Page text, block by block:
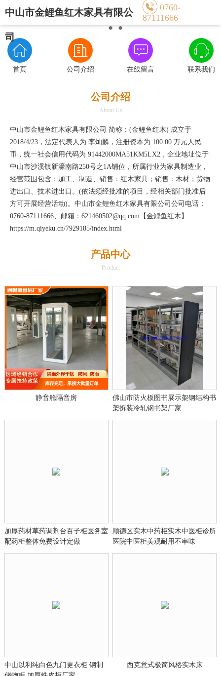
中山市金鲤鱼红木家具有限公
司
 0760-
87111666
● ● ●

首页

公司介绍

在线留言

联系我们
公司介绍
About Us
中山市金鲤鱼红木家具有限公司 简称：(金鲤鱼红木) 成立于
2018/4/23，法定代表人为 李灿麟，注册资本为 100.00 万元人民
币，统一社会信用代码为 91442000MA51KM5LX2，企业地址位于
中山市沙溪镇新濠南路250号之1A铺位，所属行业为家具制造业，
经营范围包含：加工、制造、销售：红木家具；销售：木材；货物
进出口、技术进出口。(依法须经批准的项目，经相关部门批准后
方可开展经营活动)。中山市金鲤鱼红木家具有限公司公司电话：
0760-87111666、邮箱：621460502@qq.com【金鲤鱼红木 】
https://m.qiyeku.cn/7929185/index.html
产品中心
Product
静音舱隔音房
佛山市防火板图书展示架钢结构书
架拆装冷轧钢书架厂家
加厚药材草药调剂台百子柜医务室
配药柜整体免费设计定做
顺德区实木中药柜实木中医柜诊所
医院中医柜美观耐用不串味
中山以利纯白色九门更衣柜 钢制
西克意式极简风格实木床